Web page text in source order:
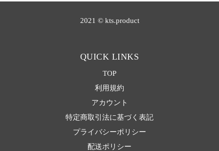
2021 © kts.product
QUICK LINKS
TOP
利用規約
アカウント
特定商取引法に基づく表記
プライバシーポリシー
配送ポリシー